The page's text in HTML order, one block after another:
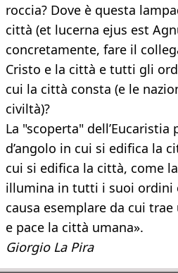
roccia? Dove è questa
città (et lucerna ejus est
concretamente, fare il
Cristo e la città e tutti gli
cui la città consta (e le
civiltà)?
La "scoperta"
d’angolo in cui si edifica la
cui si edifica la città, come
illumina in tutti i suoi ordini
causa esemplare da cui
e pace la città umana».
Giorgio La Pira